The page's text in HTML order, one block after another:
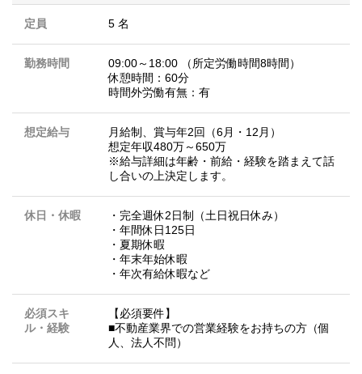
定員 5 名
勤務時間
09:00～18:00 （所定労働時間8時間）
休憩時間：60分
時間外労働有無：有
想定給与
月給制、賞与年2回（6月・12月）
想定年収480万～650万
※給与詳細は年齢・前給・経験を踏まえて話
し合いの上決定します。
休日・休暇
・完全週休2日制（土日祝日休み）
・年間休日125日
・夏期休暇
・年末年始休暇
・年次有給休暇など
必須スキ
ル・経験
【必須要件】
■不動産業界での営業経験をお持ちの方（個
人、法人不問）